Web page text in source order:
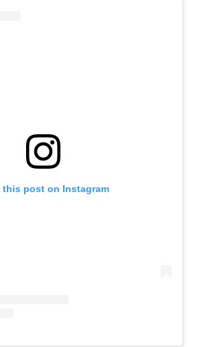
this post on Instagram